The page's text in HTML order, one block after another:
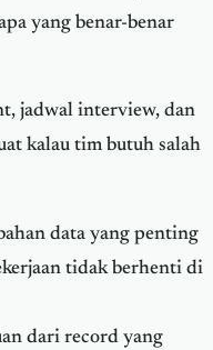
yang benar-benar
jadwal interview, dan
kalau tim butuh salah
data yang penting
tidak berhenti di
dari record yang